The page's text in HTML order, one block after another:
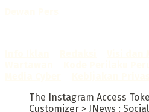
The Instagram Access
Customizer > JNews :